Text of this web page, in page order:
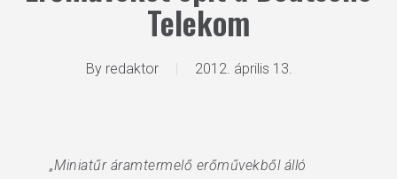
Telekom
By redaktor 2012. április 13.
„Miniatűr áramtermelő erőművekből álló